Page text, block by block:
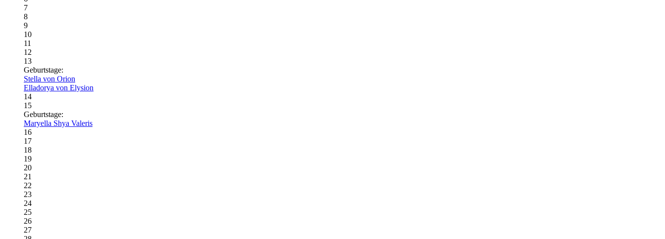
7
8
9
10
11
12
13
Geburtstage:
Stella von Orion
Elladorya von Elysion
14
15
Geburtstage:
Maryella Shya Valeris
16
17
18
19
20
21
22
23
24
25
26
27